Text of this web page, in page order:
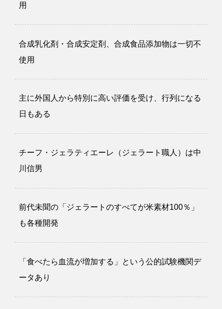
用
合成乳化剤・合成安定剤、合成食品添加物は一切不
使用
主に外国人から特別に高い評価を受け、行列になる
日もある
チーフ・ジェラティエーレ（ジェラート職人）は中
川信男
前代未聞の「ジェラートのすべてが米素材100％」
も各種開発
「食べたら血流が増加する」という公的試験機関デ
ータあり